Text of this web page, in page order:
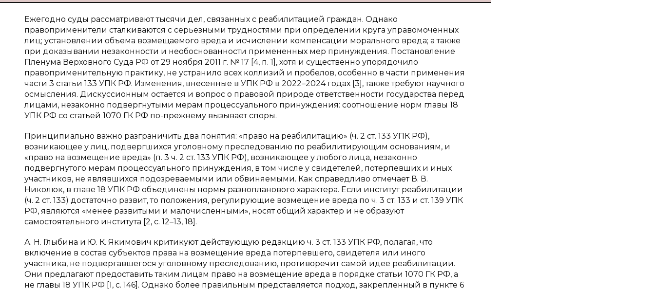
Ежегодно суды рассматривают тысячи дел, связанных с реабилитацией граждан. Однако
правоприменители сталкиваются с серьезными трудностями при определении круга управомоченных
лиц; установлении объема возмещаемого вреда и исчислении компенсации морального вреда; а также
при доказывании незаконности и необоснованности примененных мер принуждения. Постановление
Пленума Верховного Суда РФ от 29 ноября 2011 г. № 17 [4, п. 1], хотя и существенно упорядочило
правоприменительную практику, не устранило всех коллизий и пробелов, особенно в части применения
части 3 статьи 133 УПК РФ. Изменения, внесенные в УПК РФ в 2022–2024 годах [3], также требуют научного
осмысления. Дискуссионным остается и вопрос о правовой природе ответственности государства перед
лицами, незаконно подвергнутыми мерам процессуального принуждения: соотношение норм главы 18
УПК РФ со статьей 1070 ГК РФ по-прежнему вызывает споры.
Принципиально важно разграничить два понятия: «право на реабилитацию» (ч. 2 ст. 133 УПК РФ),
возникающее у лиц, подвергшихся уголовному преследованию по реабилитирующим основаниям, и
«право на возмещение вреда» (п. 3 ч. 2 ст. 133 УПК РФ), возникающее у любого лица, незаконно
подвергнутого мерам процессуального принуждения, в том числе у свидетелей, потерпевших и иных
участников, не являвшихся подозреваемыми или обвиняемыми. Как справедливо отмечает В. В.
Николюк, в главе 18 УПК РФ объединены нормы разнопланового характера. Если институт реабилитации
(ч. 2 ст. 133) достаточно развит, то положения, регулирующие возмещение вреда по ч. 3 ст. 133 и ст. 139 УПК
РФ, являются «менее развитыми и малочисленными», носят общий характер и не образуют
самостоятельного института [2, с. 12–13, 18].
А. Н. Глыбина и Ю. К. Якимович критикуют действующую редакцию ч. 3 ст. 133 УПК РФ, полагая, что
включение в состав субъектов права на возмещение вреда потерпевшего, свидетеля или иного
участника, не подвергавшегося уголовному преследованию, противоречит самой идее реабилитации.
Они предлагают предоставить таким лицам право на возмещение вреда в порядке статьи 1070 ГК РФ, а
не главы 18 УПК РФ [1, с. 146]. Однако более правильным представляется подход, закрепленный в пункте 6